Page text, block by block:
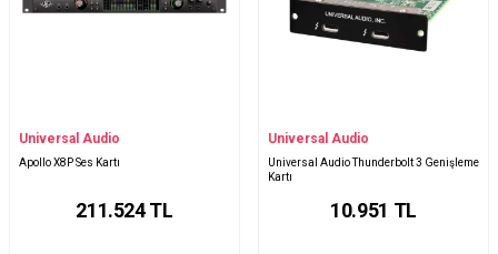
Universal Audio
Apollo X8P Ses Kartı
211.524TL
Universal Audio
Universal Audio Thunderbolt 3 Genişleme
Kartı
10.951 TL